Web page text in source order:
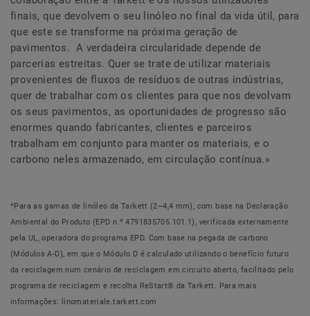
finais, que devolvem o seu linóleo no final da vida útil, para
que este se transforme na próxima geração de
pavimentos. A verdadeira circularidade depende de
parcerias estreitas. Quer se trate de utilizar materiais
provenientes de fluxos de resíduos de outras indústrias,
quer de trabalhar com os clientes para que nos devolvam
os seus pavimentos, as oportunidades de progresso são
enormes quando fabricantes, clientes e parceiros
trabalham em conjunto para manter os materiais, e o
carbono neles armazenado, em circulação contínua.»
*Para as gamas de linóleo da Tarkett (2–4,4 mm), com base na Declaração
Ambiental do Produto (EPD n.º 4791835705.101.1), verificada externamente
pela UL, operadora do programa EPD. Com base na pegada de carbono
(Módulos A-D), em que o Módulo D é calculado utilizando o benefício futuro
da reciclagem num cenário de reciclagem em circuito aberto, facilitado pelo
programa de reciclagem e recolha ReStart® da Tarkett. Para mais
informações: linomateriale.tarkett.com